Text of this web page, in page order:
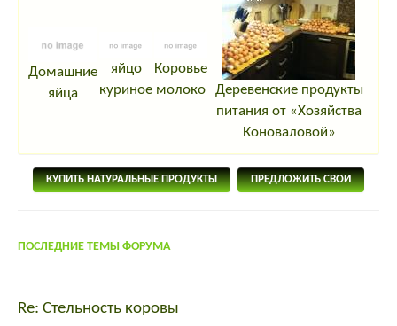
Домашние
яйца
яйцо
куриное
Коровье
молоко
Деревенские продукты
питания от «Хозяйства
Коноваловой»
КУПИТЬ НАТУРАЛЬНЫЕ ПРОДУКТЫ ПРЕДЛОЖИТЬ СВОИ
ПОСЛЕДНИЕ ТЕМЫ ФОРУМА
Re: Стельность коровы